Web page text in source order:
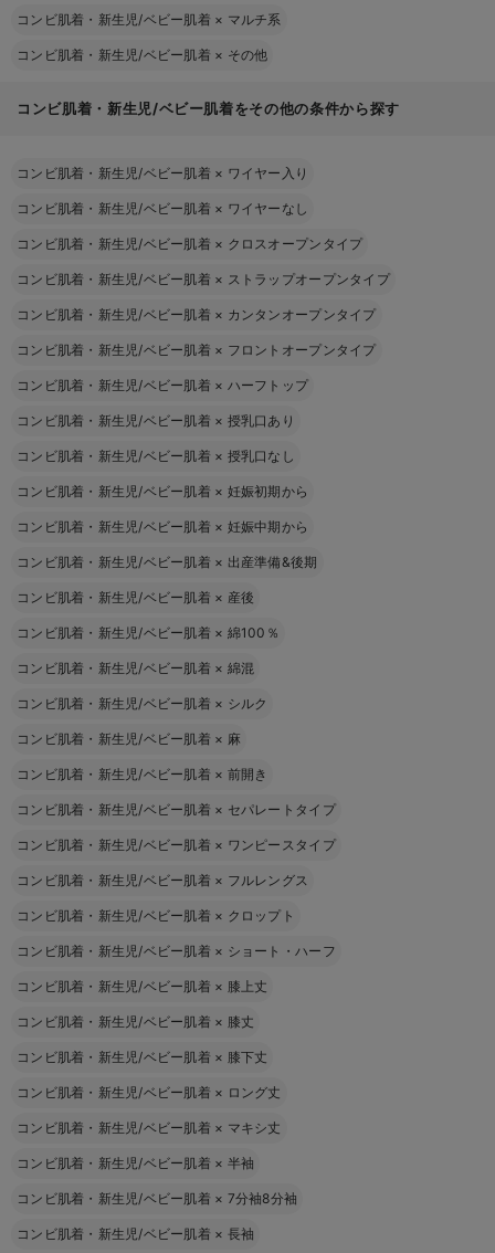
コンビ肌着・新生児/ベビー肌着 × マルチ系
コンビ肌着・新生児/ベビー肌着 × その他
コンビ肌着・新生児/ベビー肌着をその他の条件から探す
コンビ肌着・新生児/ベビー肌着 × ワイヤー入り
コンビ肌着・新生児/ベビー肌着 × ワイヤーなし
コンビ肌着・新生児/ベビー肌着 × クロスオープンタイプ
コンビ肌着・新生児/ベビー肌着 × ストラップオープンタイプ
コンビ肌着・新生児/ベビー肌着 × カンタンオープンタイプ
コンビ肌着・新生児/ベビー肌着 × フロントオープンタイプ
コンビ肌着・新生児/ベビー肌着 × ハーフトップ
コンビ肌着・新生児/ベビー肌着 × 授乳口あり
コンビ肌着・新生児/ベビー肌着 × 授乳口なし
コンビ肌着・新生児/ベビー肌着 × 妊娠初期から
コンビ肌着・新生児/ベビー肌着 × 妊娠中期から
コンビ肌着・新生児/ベビー肌着 × 出産準備&後期
コンビ肌着・新生児/ベビー肌着 × 産後
コンビ肌着・新生児/ベビー肌着 × 綿100％
コンビ肌着・新生児/ベビー肌着 × 綿混
コンビ肌着・新生児/ベビー肌着 × シルク
コンビ肌着・新生児/ベビー肌着 × 麻
コンビ肌着・新生児/ベビー肌着 × 前開き
コンビ肌着・新生児/ベビー肌着 × セパレートタイプ
コンビ肌着・新生児/ベビー肌着 × ワンピースタイプ
コンビ肌着・新生児/ベビー肌着 × フルレングス
コンビ肌着・新生児/ベビー肌着 × クロップト
コンビ肌着・新生児/ベビー肌着 × ショート・ハーフ
コンビ肌着・新生児/ベビー肌着 × 膝上丈
コンビ肌着・新生児/ベビー肌着 × 膝丈
コンビ肌着・新生児/ベビー肌着 × 膝下丈
コンビ肌着・新生児/ベビー肌着 × ロング丈
コンビ肌着・新生児/ベビー肌着 × マキシ丈
コンビ肌着・新生児/ベビー肌着 × 半袖
コンビ肌着・新生児/ベビー肌着 × 7分袖8分袖
コンビ肌着・新生児/ベビー肌着 × 長袖